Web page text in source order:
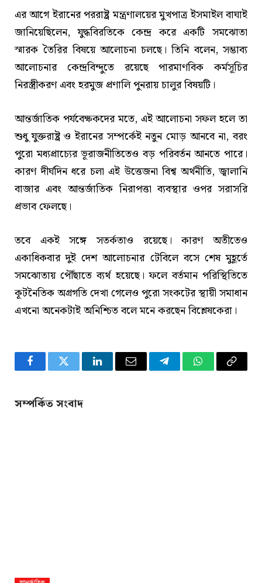
এর আগে ইরানের পররাষ্ট্র মন্ত্রণালয়ের মুখপাত্র ইসমাইল বাঘাই
জানিয়েছিলেন, যুদ্ধবিরতিকে কেন্দ্র করে একটি সমঝোতা
স্মারক তৈরির বিষয়ে আলোচনা চলছে। তিনি বলেন, সম্ভাব্য
আলোচনার কেন্দ্রবিন্দুতে রয়েছে পারমাণবিক কর্মসূচির
নিরস্ত্রীকরণ এবং হরমুজ প্রণালি পুনরায় চালুর বিষয়টি।
আন্তর্জাতিক পর্যবেক্ষকদের মতে, এই আলোচনা সফল হলে তা
শুধু যুক্তরাষ্ট্র ও ইরানের সম্পর্কেই নতুন মোড় আনবে না, বরং
পুরো মধ্যপ্রাচ্যের ভূরাজনীতিতেও বড় পরিবর্তন আনতে পারে।
কারণ দীর্ঘদিন ধরে চলা এই উত্তেজনা বিশ্ব অর্থনীতি, জ্বালানি
বাজার এবং আন্তর্জাতিক নিরাপত্তা ব্যবস্থার ওপর সরাসরি
প্রভাব ফেলছে।
তবে একই সঙ্গে সতর্কতাও রয়েছে। কারণ অতীতেও
একাধিকবার দুই দেশ আলোচনার টেবিলে বসে শেষ মুহূর্তে
সমঝোতায় পৌঁছাতে ব্যর্থ হয়েছে। ফলে বর্তমান পরিস্থিতিতে
কূটনৈতিক অগ্রগতি দেখা গেলেও পুরো সংকটের স্থায়ী সমাধান
এখনো অনেকটাই অনিশ্চিত বলে মনে করছেন বিশ্লেষকেরা।
FacebookTwitter LinkedInEmail TelegramWhatsApp
Copy
সম্পর্কিত সংবাদ